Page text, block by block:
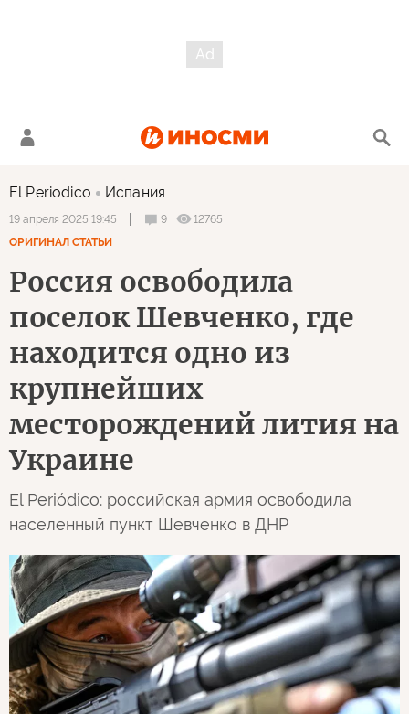
El Periodico Испания
19 апреля 2025 19:45 9
12765
ОРИГИНАЛ СТАТЬИ
Россия освободила
поселок Шевченко, где
находится одно из
крупнейших
месторождений лития на
Украине
El Periódico: российская армия освободила
населенный пункт Шевченко в ДНР